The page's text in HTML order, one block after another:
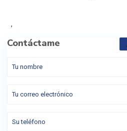
,
Contáctame